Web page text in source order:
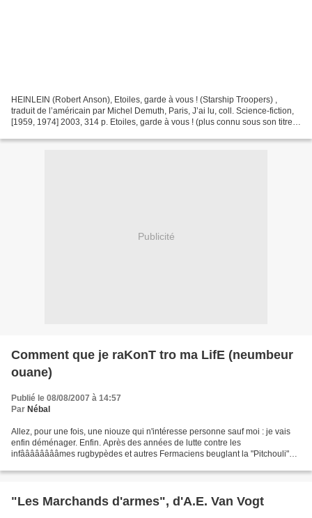
HEINLEIN (Robert Anson), Etoiles, garde à vous ! (Starship Troopers) ,
traduit de l’américain par Michel Demuth, Paris, J’ai lu, coll. Science-fiction,
[1959, 1974] 2003, 314 p. Etoiles, garde à vous ! (plus connu sous son titre
Publicité
Comment que je raKonT tro ma LifE (neumbeur
ouane)
Publié le 08/08/2007 à 14:57
Par Nébal
Allez, pour une fois, une niouze qui n'intéresse personne sauf moi : je vais
enfin déménager. Enfin. Après des années de lutte contre les
infââââââââmes rugbypèdes et autres Fermaciens beuglant la "Pitchouli"
"Les Marchands d'armes", d'A.E. Van Vogt